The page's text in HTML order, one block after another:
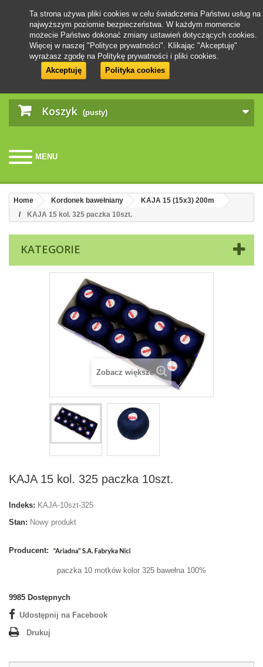
Koszyk (pusty)
MENU
Ta strona używa pliki cookies w celu świadczenia Państwu usług na
najwyższym poziomie bezpieczeństwa. W każdym momencie
możecie Państwo dokonać zmiany ustawień dotyczących cookies.
Więcej w naszej "Polityce prywatności". Klikając "Akceptuję"
wyrażasz zgodę na Politykę prywatności i pliki cookies.
Akceptuję
Polityka cookies
Home Kordonek bawełniany
KAJA 15 (15x3) 200m
KAJA 15 kol. 325 paczka 10szt.
KATEGORIE
Zobacz większe
KAJA 15 kol. 325 paczka 10szt.
Indeks: KAJA-10szt-325
Stan: Nowy produkt
Producent:
paczka 10 motków kolor 325 bawełna 100%
9985 Dostępnych
Udostępnij na Facebook
Drukuj